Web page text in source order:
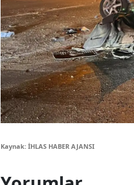
Kaynak: İHLAS HABER AJANSI